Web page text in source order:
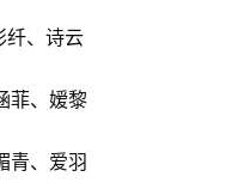
纤、诗云
菲、嫒黎
青、爱羽